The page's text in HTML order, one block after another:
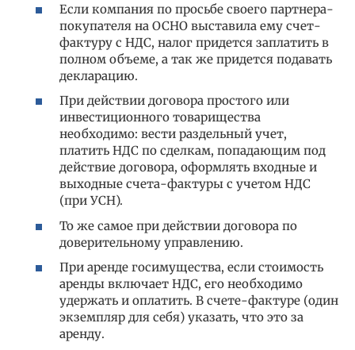
Если компания по просьбе своего партнера-
покупателя на ОСНО выставила ему счет-
фактуру с НДС, налог придется заплатить в
полном объеме, а так же придется подавать
декларацию.
При действии договора простого или
инвестиционного товарищества
необходимо: вести раздельный учет,
платить НДС по сделкам, попадающим под
действие договора, оформлять входные и
выходные счета-фактуры с учетом НДС
(при УСН).
То же самое при действии договора по
доверительному управлению.
При аренде госимущества, если стоимость
аренды включает НДС, его необходимо
удержать и оплатить. В счете-фактуре (один
экземпляр для себя) указать, что это за
аренду.